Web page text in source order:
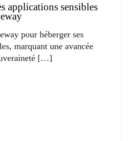
applications sensibles
pour héberger ses
marquant une avancée